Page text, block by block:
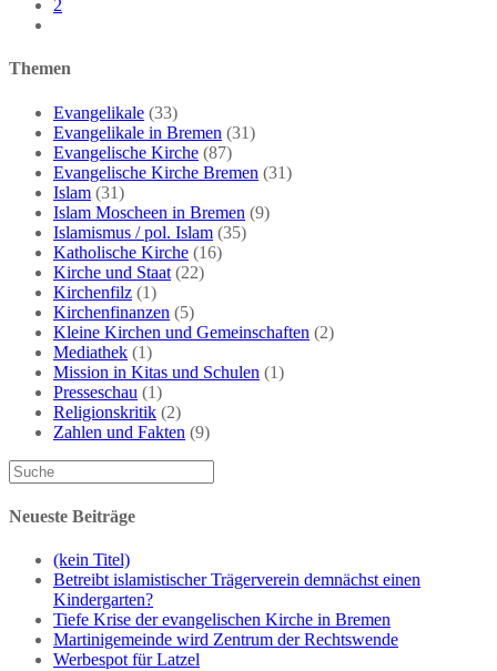
2
nächsten
Themen
Evangelikale (33)
Evangelikale in Bremen (31)
Evangelische Kirche (87)
Evangelische Kirche Bremen (31)
Islam (31)
Islam Moscheen in Bremen (9)
Islamismus / pol. Islam (35)
Katholische Kirche (16)
Kirche und Staat (22)
Kirchenfilz (1)
Kirchenfinanzen (5)
Kleine Kirchen und Gemeinschaften (2)
Mediathek (1)
Mission in Kitas und Schulen (1)
Presseschau (1)
Religionskritik (2)
Zahlen und Fakten (9)
Neueste Beiträge
(kein Titel)
Betreibt islamistischer Trägerverein demnächst einen
Kindergarten?
Tiefe Krise der evangelischen Kirche in Bremen
Martinigemeinde wird Zentrum der Rechtswende
Werbespot für Latzel